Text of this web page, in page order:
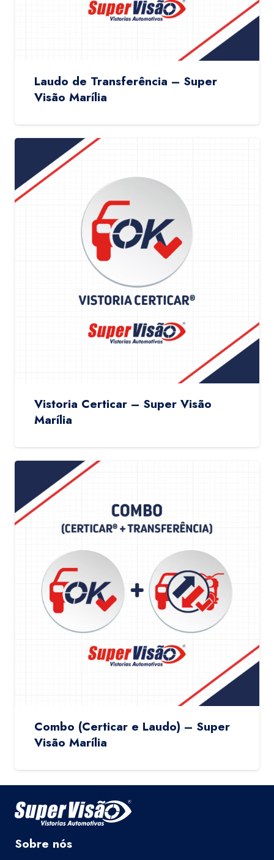
Laudo de Transferência – Super
Visão Marília
Vistoria Certicar – Super Visão
Marília
Combo (Certicar e Laudo) – Super
Visão Marília
Sobre nós